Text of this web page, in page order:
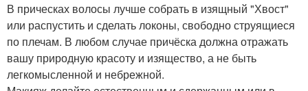
В прическах волосы лучше собрать в изящный "Хвост"
или распустить и сделать локоны, свободно струящиеся
по плечам. В любом случае причёска должна отражать
вашу природную красоту и изящество, а не быть
легкомысленной и небрежной.